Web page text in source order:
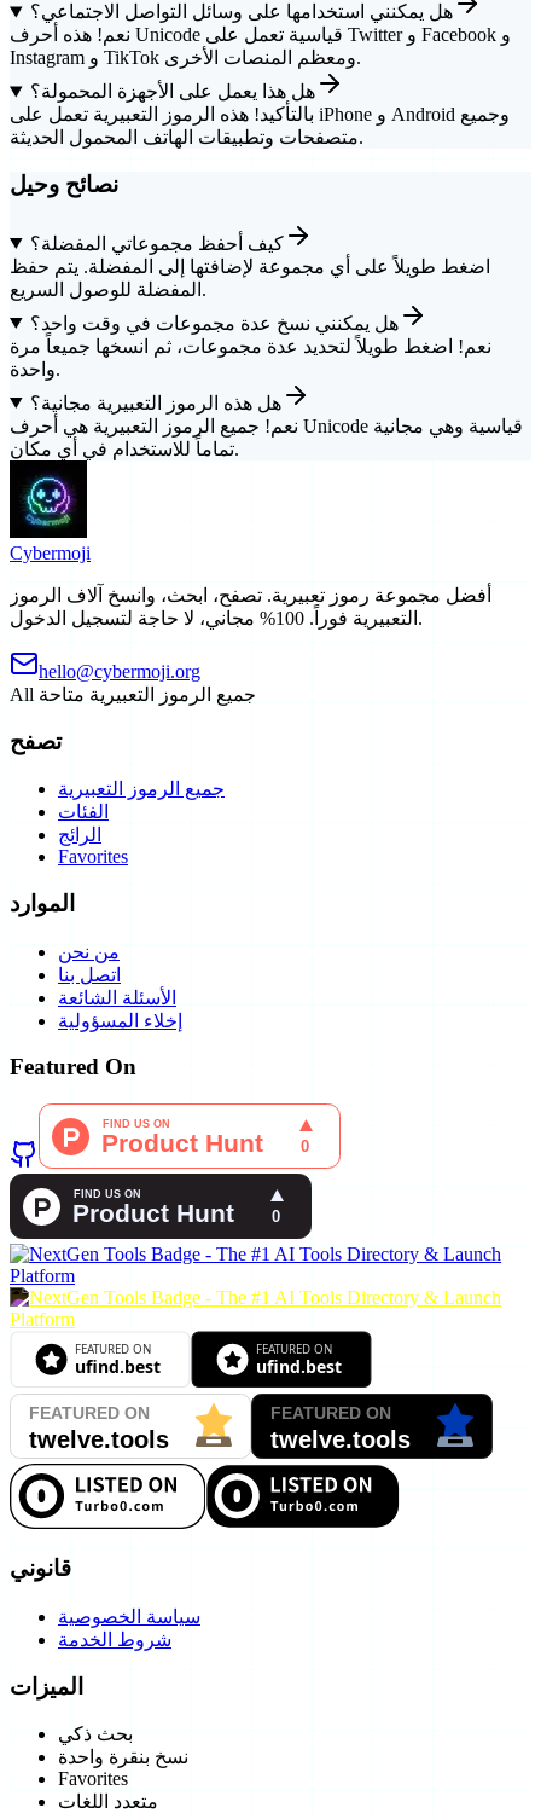
هل يمكنني استخدامها على وسائل التواصل الاجتماعي؟
نعم! هذه أحرف Unicode قياسية تعمل على Twitter و Facebook و
Instagram و TikTok ومعظم المنصات الأخرى.
هل هذا يعمل على الأجهزة المحمولة؟
بالتأكيد! هذه الرموز التعبيرية تعمل على iPhone و Android وجميع
متصفحات وتطبيقات الهاتف المحمول الحديثة.
نصائح وحيل
كيف أحفظ مجموعاتي المفضلة؟
اضغط طويلاً على أي مجموعة لإضافتها إلى المفضلة. يتم حفظ
المفضلة للوصول السريع.
هل يمكنني نسخ عدة مجموعات في وقت واحد؟
نعم! اضغط طويلاً لتحديد عدة مجموعات، ثم انسخها جميعاً مرة
واحدة.
هل هذه الرموز التعبيرية مجانية؟
نعم! جميع الرموز التعبيرية هي أحرف Unicode قياسية وهي مجانية
تماماً للاستخدام في أي مكان.
Cybermoji
أفضل مجموعة رموز تعبيرية. تصفح، ابحث، وانسخ آلاف الرموز
التعبيرية فوراً. 100% مجاني، لا حاجة لتسجيل الدخول.
hello@cybermoji.org
All جميع الرموز التعبيرية متاحة
تصفح
جميع الرموز التعبيرية
الفئات
الرائج
Favorites
الموارد
من نحن
اتصل بنا
الأسئلة الشائعة
إخلاء المسؤولية
Featured On
قانوني
سياسة الخصوصية
شروط الخدمة
الميزات
بحث ذكي
نسخ بنقرة واحدة
Favorites
متعدد اللغات